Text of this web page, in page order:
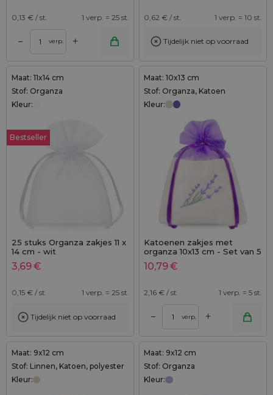
0,13 € / st. 1 verp. = 25 st.
– verp. +
0,62 € / st. 1 verp. = 10 st.
Tijdelijk niet op voorraad
Maat: 11x14 cm
Stof: Organza
Kleur:
Bestseller
25 stuks Organza zakjes 11 x
14 cm - wit
3,69€
0,15 € / st. 1 verp. = 25 st.
Tijdelijk niet op voorraad
Maat: 10x13 cm
Stof: Organza, Katoen
Kleur:
Katoenen zakjes met
organza 10x13 cm - Set van 5
- lavendelpracht in
geborduurde elegantie
10,79€
2,16 € / st. 1 verp. = 5 st.
– verp. +
Maat: 9x12 cm
Stof: Linnen, Katoen, polyester
Kleur:
Maat: 9x12 cm
Stof: Organza
Kleur: